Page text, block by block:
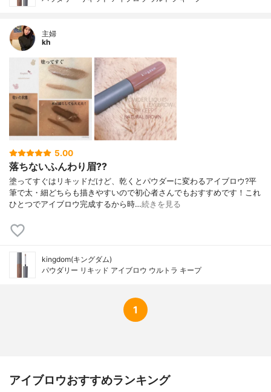
主婦
kh
5.00
落ちないふんわり眉??
塗ってすぐはリキッドだけど、乾くとパウダーに変わるアイブロウ?平
筆で太・細どちらも描きやすいので初心者さんでもおすすめです！これ
ひとつでアイブロウ完成するから時…続きを見る
kingdom(キングダム)
パウダリー リキッド アイブロウ ウルトラ キープ
1
アイブロウおすすめランキング